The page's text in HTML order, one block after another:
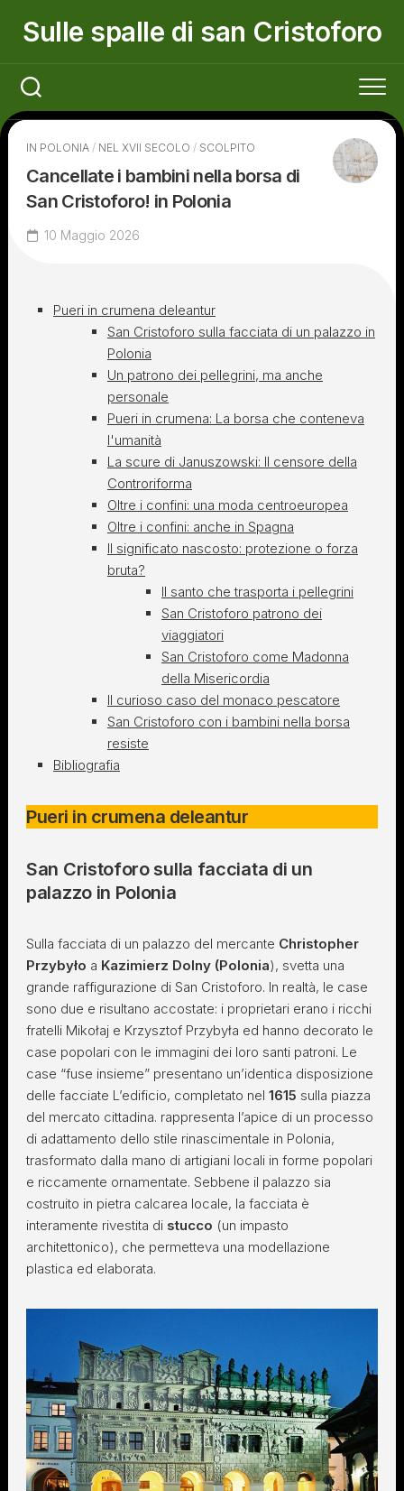
Sulle spalle di san Cristoforo
IN POLONIA / NEL XVII SECOLO / SCOLPITO
Cancellate i bambini nella borsa di
San Cristoforo! in Polonia
10 Maggio 2026
Pueri in crumena deleantur
San Cristoforo sulla facciata di un palazzo in
Polonia
Un patrono dei pellegrini, ma anche
personale
Pueri in crumena: La borsa che conteneva
l'umanità
La scure di Januszowski: Il censore della
Controriforma
Oltre i confini: una moda centroeuropea
Oltre i confini: anche in Spagna
Il significato nascosto: protezione o forza
bruta?
Il santo che trasporta i pellegrini
San Cristoforo patrono dei
viaggiatori
San Cristoforo come Madonna
della Misericordia
Il curioso caso del monaco pescatore
San Cristoforo con i bambini nella borsa
resiste
Bibliografia
Pueri in crumena deleantur
San Cristoforo sulla facciata di un
palazzo in Polonia
Sulla facciata di un palazzo del mercante Christopher
Przybyło a Kazimierz Dolny (Polonia), svetta una
grande raffigurazione di San Cristoforo. In realtà, le case
sono due e risultano accostate: i proprietari erano i ricchi
fratelli Mikołaj e Krzysztof Przybyła ed hanno decorato le
case popolari con le immagini dei loro santi patroni. Le
case “fuse insieme” presentano un’identica disposizione
delle facciate L’edificio, completato nel 1615 sulla piazza
del mercato cittadina. rappresenta l’apice di un processo
di adattamento dello stile rinascimentale in Polonia,
trasformato dalla mano di artigiani locali in forme popolari
e riccamente ornamentate. Sebbene il palazzo sia
costruito in pietra calcarea locale, la facciata è
interamente rivestita di stucco (un impasto
architettonico), che permetteva una modellazione
plastica ed elaborata.